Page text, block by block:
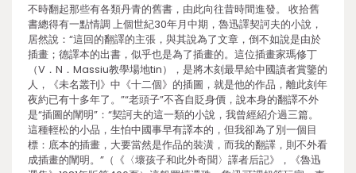
不時翻起那些有各類丹青的舊書，由此向往昔時間進發。 收拾舊
書總得有一點情調 上個世紀30年月中期，魯迅譯契訶夫的小說，
居然說：“這回的翻譯的主張，與其說為了文章，倒不如說是由於
插畫；德譯本的出書，似乎也是為了插畫的。這位插畫家瑪修丁
（V．N．Massiu教學場地tin），是將木刻最早給中國讀者賞鑒的
人，《未名叢刊》中《十二個》的插圖，就是他的作品，離此刻年
夜約已有十多年了。”“老頭子”不吝自貶身價，說本身的翻譯不外
是“插圖的闡明”：“契訶夫的這一類的小說，我曾經紹介過三篇。
這種輕松的小品，生怕中國事早有譯本的，但我卻為了別一個目
標：底本的插畫，大要當然是作品的裝潢，而我的翻譯，則不外看
成插畫的闡明。”（《〈壞孩子和此外奇聞〉譯者后記》，《魯迅